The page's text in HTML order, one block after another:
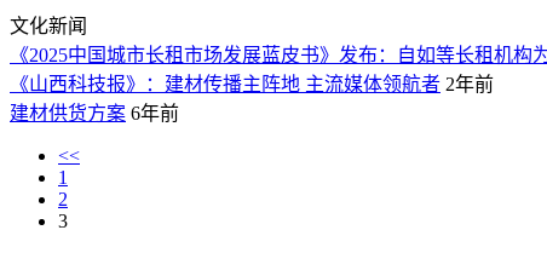
文化新闻
《2025中国城市长租市场发展蓝皮书》发布：自如等长租机构
《山西科技报》：建材传播主阵地 主流媒体领航者 2年前
建材供货方案 6年前
<<
1
2
3